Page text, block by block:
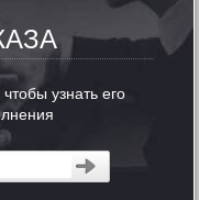
узнать его